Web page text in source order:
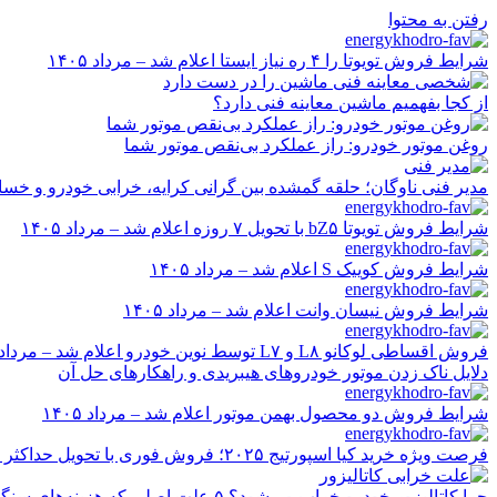
رفتن به محتوا
شرایط فروش تویوتا را ۴ ره نیاز ایستا اعلام شد – مرداد ۱۴۰۵
از کجا بفهمیم ماشین معاینه فنی دارد؟
روغن موتور خودرو: راز عملکرد بی‌نقص موتور شما
مدیر فنی ناوگان؛ حلقه گمشده بین گرانی کرایه، خرابی خودرو و
شرایط فروش تویوتا bZ۵ با تحویل ۷ روزه اعلام شد – مرداد ۱۴۰۵
شرایط فروش کوییک S اعلام شد – مرداد ۱۴۰۵
شرایط فروش نیسان وانت اعلام شد – مرداد ۱۴۰۵
فروش اقساطی لوکانو L۸ و L۷ توسط نوین خودرو اعلام شد – مرداد ۱۴۰۵
دلایل ناک زدن موتور خودروهای هیبریدی و راهکارهای حل آن
شرایط فروش دو محصول بهمن موتور اعلام شد – مرداد ۱۴۰۵
فرصت ویژه خرید کیا اسپورتیج ۲۰۲۵؛ فروش فوری با تحویل حداکثر ۲۰ روزه و قیمت قطعی